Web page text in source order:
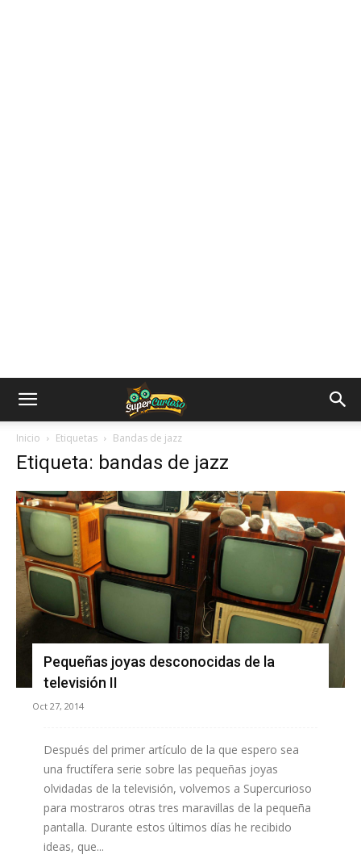
Inicio Etiquetas Bandas de jazz
Etiqueta: bandas de jazz
Pequeñas joyas desconocidas de la
televisión II
Oct 27, 2014
Después del primer artículo de la que espero sea
una fructífera serie sobre las pequeñas joyas
olvidadas de la televisión, volvemos a Supercurioso
para mostraros otras tres maravillas de la pequeña
pantalla. Durante estos últimos días he recibido
ideas, que...